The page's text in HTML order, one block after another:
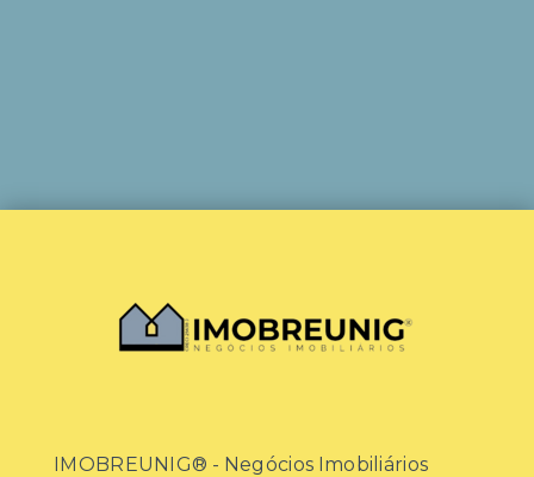
IMOBREUNIG® - Negócios Imobiliários